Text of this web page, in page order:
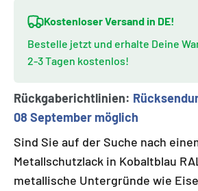
Kostenloser Versand in DE!
Bestelle jetzt und erhalte Deine
2-3 Tagen kostenlos!
Rückgaberichtlinien:
08 September möglich
Sind Sie auf der Suche nach
Metallschutzlack in Kobaltblau
metallische Untergründe wie